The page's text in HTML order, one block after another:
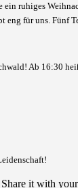
ruhiges
eng für uns. Fünf
Ab 16:30
it with